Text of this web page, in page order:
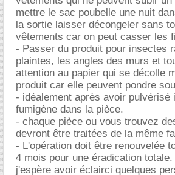
mettre le sac poubelle une nuit
la sortie laisser décongeler sans
vêtements car on peut casser les
- Passer du produit pour insectes
plaintes, les angles des murs et
attention au papier qui se décolle
produit car elle peuvent pondre
- idéalement après avoir pulvérisé
fumigène dans la pièce.
- chaque pièce ou vous trouvez
devront être traitées de la même
- L'opération doit être renouvelée
4 mois pour une éradication totale.
j'espère avoir éclairci quelques